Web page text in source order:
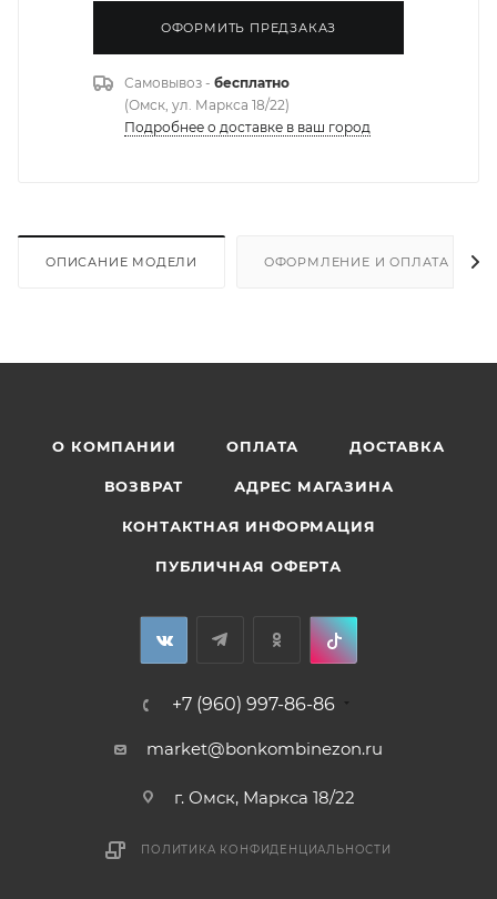
ОФОРМИТЬ ПРЕДЗАКАЗ
Самовывоз - бесплатно
(Омск, ул. Маркса 18/22)
Подробнее о доставке в ваш город
ОПИСАНИЕ МОДЕЛИ ОФОРМЛЕНИЕ И ОПЛАТА
О КОМПАНИИ ОПЛАТА ДОСТАВКА
ВОЗВРАТ АДРЕС МАГАЗИНА
КОНТАКТНАЯ ИНФОРМАЦИЯ
ПУБЛИЧНАЯ ОФЕРТА
+7 (960) 997-86-86
market@bonkombinezon.ru
г. Омск, Маркса 18/22
ПОЛИТИКА КОНФИДЕНЦИАЛЬНОСТИ